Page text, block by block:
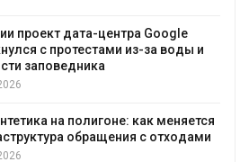
воды и
меняется
отходами
воду
Авг 7, 2026
Авг 7, 2026